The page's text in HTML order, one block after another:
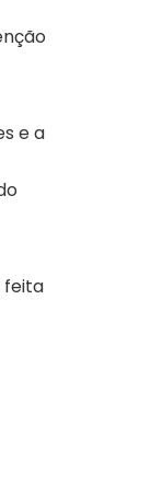
e a
feita